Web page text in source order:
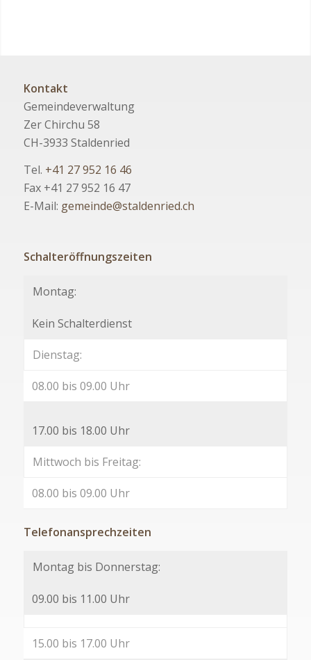
Kontakt
Gemeindeverwaltung
Zer Chirchu 58
CH-3933 Staldenried
Tel. +41 27 952 16 46
Fax +41 27 952 16 47
E-Mail: gemeinde@staldenried.ch
Schalteröffnungszeiten
Montag:
Kein Schalterdienst
Dienstag:
08.00 bis 09.00 Uhr
17.00 bis 18.00 Uhr
Mittwoch bis Freitag:
08.00 bis 09.00 Uhr
Telefonansprechzeiten
Montag bis Donnerstag:
09.00 bis 11.00 Uhr
15.00 bis 17.00 Uhr